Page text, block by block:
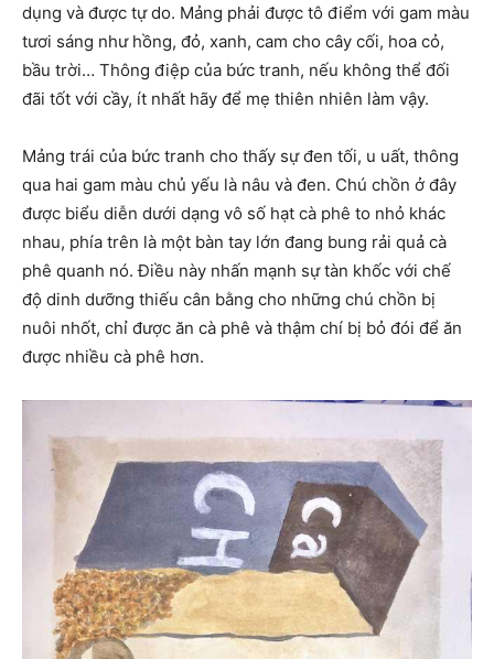
dụng và được tự do. Mảng phải được tô điểm với gam màu
tươi sáng như hồng, đỏ, xanh, cam cho cây cối, hoa cỏ,
bầu trời… Thông điệp của bức tranh, nếu không thể đối
đãi tốt với cầy, ít nhất hãy để mẹ thiên nhiên làm vậy.
Mảng trái của bức tranh cho thấy sự đen tối, u uất, thông
qua hai gam màu chủ yếu là nâu và đen. Chú chồn ở đây
được biểu diễn dưới dạng vô số hạt cà phê to nhỏ khác
nhau, phía trên là một bàn tay lớn đang bung rải quả cà
phê quanh nó. Điều này nhấn mạnh sự tàn khốc với chế
độ dinh dưỡng thiếu cân bằng cho những chú chồn bị
nuôi nhốt, chỉ được ăn cà phê và thậm chí bị bỏ đói để ăn
được nhiều cà phê hơn.